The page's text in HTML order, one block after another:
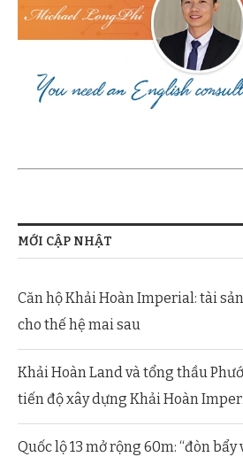
MỚI CẬP NHẬT
Căn hộ Khải Hoàn Imperial: tài
cho thế hệ mai sau
Khải Hoàn Land và tổng thầu
tiến độ xây dựng Khải Hoàn
Quốc lộ 13 mở rộng 60m: “đòn